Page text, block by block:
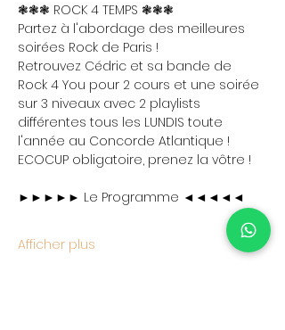
❃❃❃ ROCK 4 TEMPS ❃❃❃
Partez à l'abordage des meilleures
soirées Rock de Paris !
Retrouvez Cédric et sa bande de
Rock 4 You pour 2 cours et une soirée
sur 3 niveaux avec 2 playlists
différentes tous les LUNDIS toute
l'année au Concorde Atlantique !
ECOCUP obligatoire, prenez la vôtre !
►►►►► Le Programme ◄◄◄◄◄
Afficher plus